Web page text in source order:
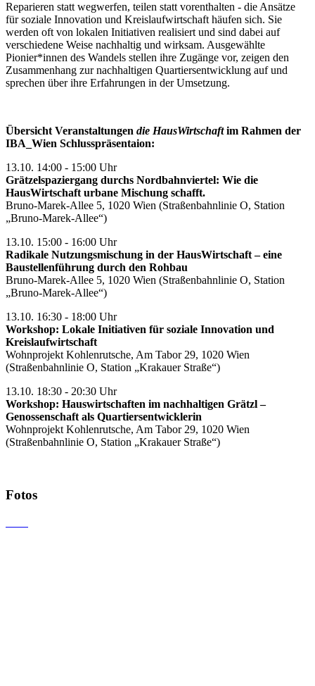
Reparieren statt wegwerfen, teilen statt vorenthalten - die Ansätze
für soziale Innovation und Kreislaufwirtschaft häufen sich. Sie
werden oft von lokalen Initiativen realisiert und sind dabei auf
verschiedene Weise nachhaltig und wirksam. Ausgewählte
Pionier*innen des Wandels stellen ihre Zugänge vor, zeigen den
Zusammenhang zur nachhaltigen Quartiersentwicklung auf und
sprechen über ihre Erfahrungen in der Umsetzung.
Übersicht Veranstaltungen die HausWirtschaftim Rahmen der
IBA_Wien Schlusspräsentaion:
13.10. 14:00 - 15:00 Uhr
Grätzelspaziergang durchs Nordbahnviertel: Wie die
HausWirtschaft urbane Mischung schafft.
Bruno-Marek-Allee 5, 1020 Wien (Straßenbahnlinie O, Station
„Bruno-Marek-Allee“)
13.10. 15:00 - 16:00 Uhr
Radikale Nutzungsmischung in der HausWirtschaft – eine
Baustellenführung durch den Rohbau
Bruno-Marek-Allee 5, 1020 Wien (Straßenbahnlinie O, Station
„Bruno-Marek-Allee“)
13.10. 16:30 - 18:00 Uhr
Workshop: Lokale Initiativen für soziale Innovation und
Kreislaufwirtschaft
Wohnprojekt Kohlenrutsche, Am Tabor 29, 1020 Wien
(Straßenbahnlinie O, Station „Krakauer Straße“)
13.10. 18:30 - 20:30 Uhr
Workshop: Hauswirtschaften im nachhaltigen Grätzl –
Genossenschaft als Quartiersentwicklerin
Wohnprojekt Kohlenrutsche, Am Tabor 29, 1020 Wien
(Straßenbahnlinie O, Station „Krakauer Straße“)
Fotos